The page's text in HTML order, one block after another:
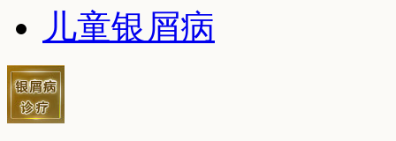
儿童银屑病